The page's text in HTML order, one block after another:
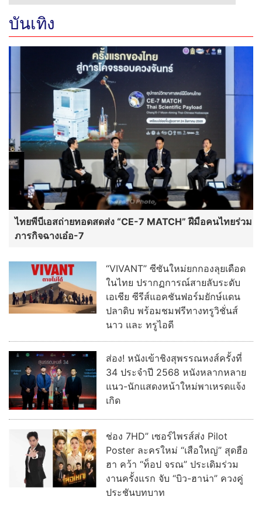
บันเทิง
ไทยพีบีเอสถ่ายทอดสดส่ง “CE-7 MATCH” ฝีมือคนไทยร่วม
ภารกิจฉางเอ๋อ-7
“VIVANT” ซีซันใหม่ยกกองลุยเดือด
ในไทย ปรากฏการณ์สายลับระดับ
เอเชีย ซีรีส์แอคชันฟอร์มยักษ์แดน
ปลาดิบ พร้อมชมฟรีทางทรูวิชั่นส์
นาว และ ทรูไอดี
ส่อง! หนังเข้าชิงสุพรรณหงส์ครั้งที่
34 ประจำปี 2568 หนังหลากหลาย
แนว-นักแสดงหน้าใหม่พาเหรดแจ้ง
เกิด
ช่อง 7HD” เซอร์ไพรส์ส่ง Pilot
Poster ละครใหม่ “เสือใหญ่” สุดฮือ
ฮา คว้า “ท็อป จรณ” ประเดิมร่วม
งานครั้งแรก จับ “บิว-ฮาน่า” ควงคู่
ประชันบทบาท